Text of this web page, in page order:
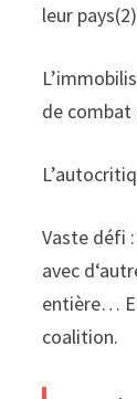
leur
de combat
Vaste défi
avec
entière…
coalition.